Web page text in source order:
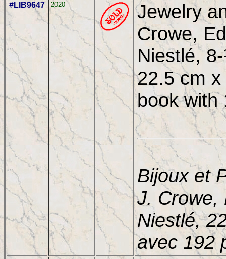
#LIB9647 2020
Jewelry
Crowe,
Niestlé,
22.5 cm
book with
Bijoux et
J. Crowe,
Niestlé,
avec 192